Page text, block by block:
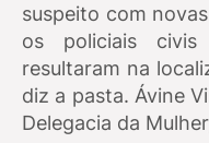
suspeito com
os policiais civis
resultaram na
diz a pasta. Ávine
Delegacia da